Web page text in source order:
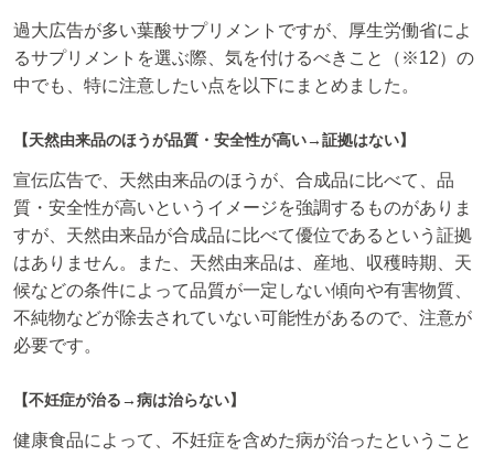
過大広告が多い葉酸サプリメントですが、厚生労働省によ
るサプリメントを選ぶ際、気を付けるべきこと（※12）の
中でも、特に注意したい点を以下にまとめました。
【天然由来品のほうが品質・安全性が高い→証拠はない】
宣伝広告で、天然由来品のほうが、合成品に比べて、品
質・安全性が高いというイメージを強調するものがありま
すが、天然由来品が合成品に比べて優位であるという証拠
はありません。また、天然由来品は、産地、収穫時期、天
候などの条件によって品質が一定しない傾向や有害物質、
不純物などが除去されていない可能性があるので、注意が
必要です。
【不妊症が治る→病は治らない】
健康食品によって、不妊症を含めた病が治ったということ